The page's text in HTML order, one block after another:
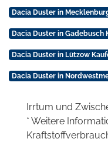
Dacia Duster in
Dacia Duster in Gadebusch
Dacia Duster in Lützow
Dacia Duster in
Irrtum und
* Weitere